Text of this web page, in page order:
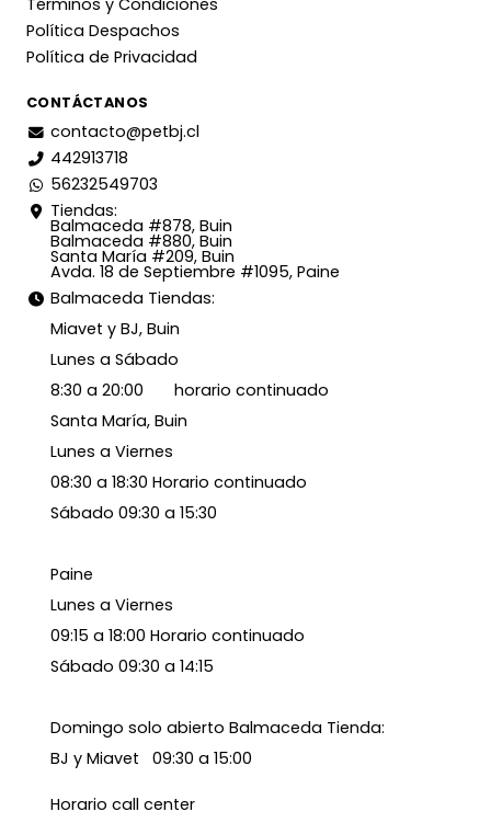
Política Despachos
Política de Privacidad
CONTÁCTANOS
contacto@petbj.cl
442913718
56232549703
Tiendas:
Balmaceda #878, Buin
Balmaceda #880, Buin
Santa María #209, Buin
Avda. 18 de Septiembre #1095, Paine
Balmaceda Tiendas:
Miavet y BJ, Buin
Lunes a Sábado
8:30 a 20:00 horario continuado
Santa María, Buin
Lunes a Viernes
08:30 a 18:30 Horario continuado
Sábado 09:30 a 15:30
Paine
Lunes a Viernes
09:15 a 18:00 Horario continuado
Sábado 09:30 a 14:15
Domingo solo abierto Balmaceda Tienda:
BJ y Miavet 09:30 a 15:00
Horario call center